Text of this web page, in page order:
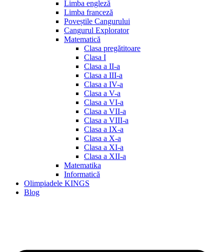
Limba engleză
Limba franceză
Poveștile Cangurului
Cangurul Explorator
Matematică
Clasa pregătitoare
Clasa I
Clasa a II-a
Clasa a III-a
Clasa a IV-a
Clasa a V-a
Clasa a VI-a
Clasa a VII-a
Clasa a VIII-a
Clasa a IX-a
Clasa a X-a
Clasa a XI-a
Clasa a XII-a
Matematika
Informatică
Olimpiadele KINGS
Blog